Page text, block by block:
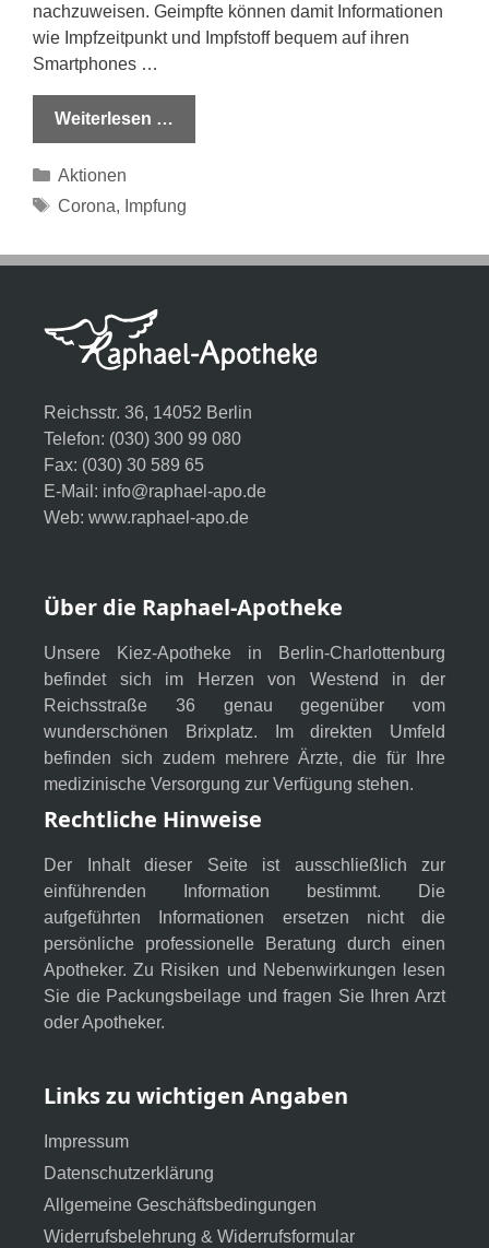
nachzuweisen. Geimpfte können damit Informationen
wie Impfzeitpunkt und Impfstoff bequem auf ihren
Smartphones …
Weiterlesen …
Kategorien
Aktionen
Schlagwörter
Corona, Impfung
Reichsstr. 36, 14052 Berlin
Telefon: (030) 300 99 080
Fax: (030) 30 589 65
E-Mail: info@raphael-apo.de
Web: www.raphael-apo.de
Über die Raphael-Apotheke
Unsere Kiez-Apotheke in Berlin-Charlottenburg
befindet sich im Herzen von Westend in der
Reichsstraße 36 genau gegenüber vom
wunderschönen Brixplatz. Im direkten Umfeld
befinden sich zudem mehrere Ärzte, die für Ihre
medizinische Versorgung zur Verfügung stehen.
Rechtliche Hinweise
Der Inhalt dieser Seite ist ausschließlich zur
einführenden Information bestimmt. Die
aufgeführten Informationen ersetzen nicht die
persönliche professionelle Beratung durch einen
Apotheker. Zu Risiken und Nebenwirkungen lesen
Sie die Packungsbeilage und fragen Sie Ihren Arzt
oder Apotheker.
Links zu wichtigen Angaben
Impressum
Datenschutzerklärung
Allgemeine Geschäftsbedingungen
Widerrufsbelehrung & Widerrufsformular